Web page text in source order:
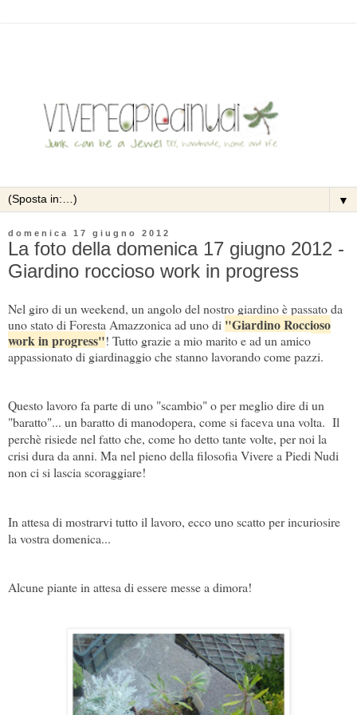
▼
domenica 17 giugno 2012
La foto della domenica 17 giugno 2012 -
Giardino roccioso work in progress
Nel giro di un weekend, un angolo del nostro giardino è passato da
uno stato di Foresta Amazzonica ad uno di "Giardino Roccioso
work in progress"! Tutto grazie a mio marito e ad un amico
appassionato di giardinaggio che stanno lavorando come pazzi.
Questo lavoro fa parte di uno "scambio" o per meglio dire di un
"baratto"... un baratto di manodopera, come si faceva una volta. Il
perchè risiede nel fatto che, come ho detto tante volte, per noi la
crisi dura da anni. Ma nel pieno della filosofia Vivere a Piedi Nudi
non ci si lascia scoraggiare!
In attesa di mostrarvi tutto il lavoro, ecco uno scatto per incuriosire
la vostra domenica...
Alcune piante in attesa di essere messe a dimora!